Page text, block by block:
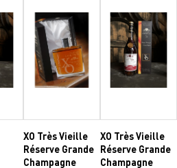
XO Très Vieille
Réserve Grande
Champagne
XO Très Vieille
Réserve Grande
Champagne